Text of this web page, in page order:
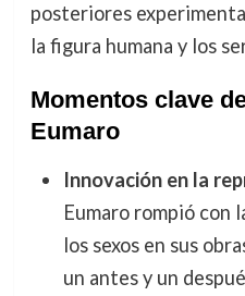
posteriores
la figura humana y los
Momentos clave
Eumaro
Innovación en la
Eumaro rompió
los sexos en sus
un antes y un